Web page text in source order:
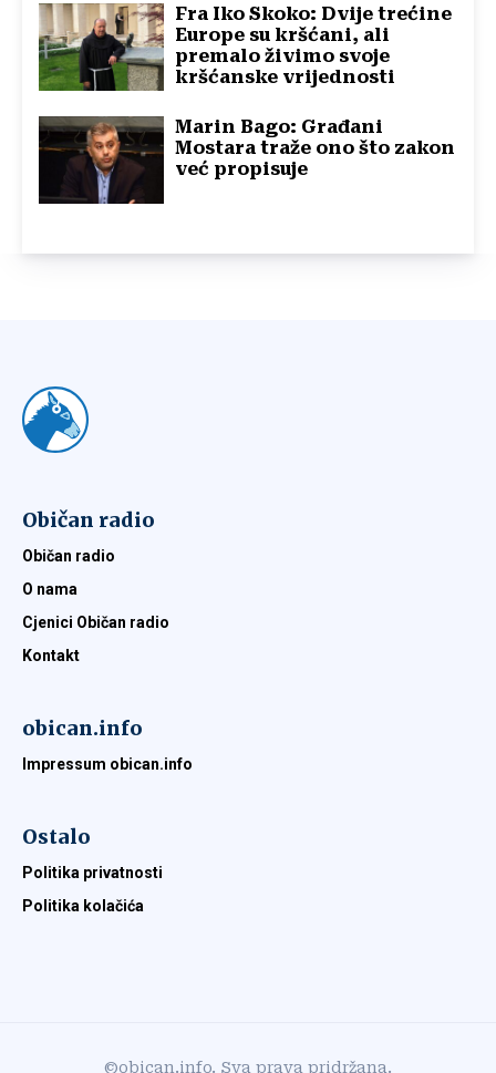
Fra Iko Skoko: Dvije trećine
Europe su kršćani, ali
premalo živimo svoje
kršćanske vrijednosti
Marin Bago: Građani
Mostara traže ono što zakon
već propisuje
Običan radio
Običan radio
O nama
Cjenici Običan radio
Kontakt
obican.info
Impressum obican.info
Ostalo
Politika privatnosti
Politika kolačića
©obican.info. Sva prava pridržana.